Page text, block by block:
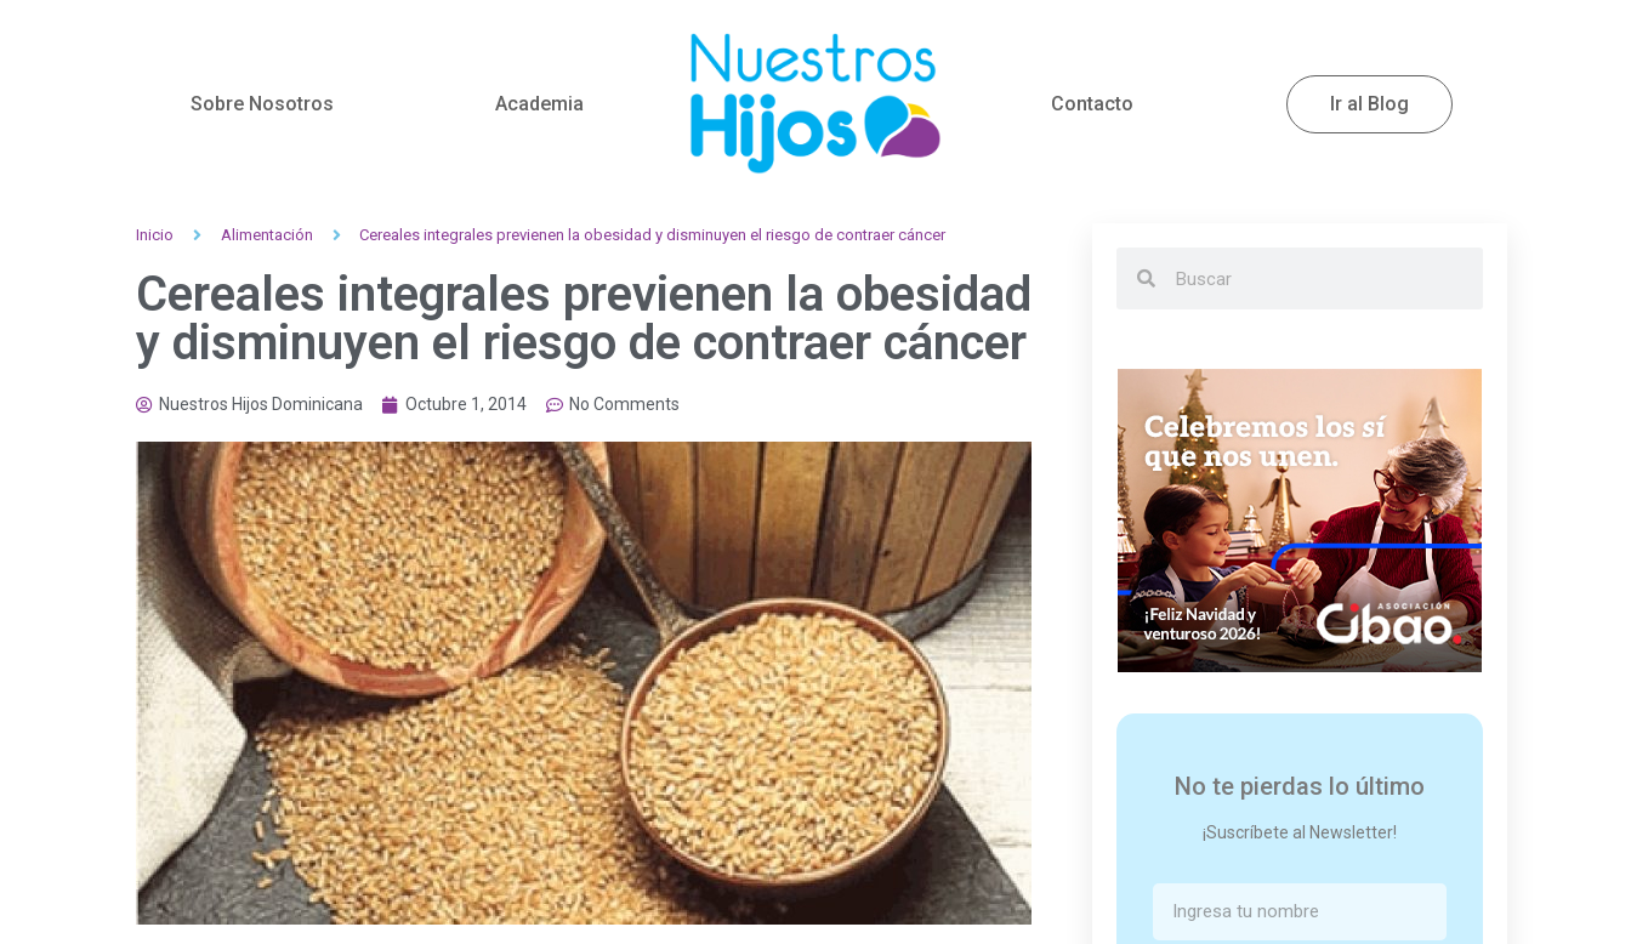
Sobre Nosotros Academia Contacto Ir al Blog
Inicio Alimentación Cereales integrales previenen la obesidad y disminuyen el riesgo de contraer cáncer
Cereales integrales previenen la obesidad
y disminuyen el riesgo de contraer cáncer
Nuestros Hijos Dominicana Octubre 1, 2014 No Comments
No te pierdas lo último
¡Suscríbete al Newsletter!